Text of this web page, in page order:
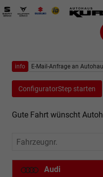
info E-Mail-Anfrage an
ConfiguratorStep starten
Gute Fahrt wünscht
Fahrzeugnr.
Audi